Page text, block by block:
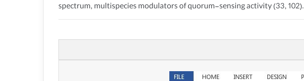
spectrum, multispecies modulators of quorum-sensing activity (33, 102).